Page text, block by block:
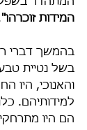
המידות זוכרהו"
בהמשך דברי
בשל נטיית
והאנוכי, היו
למידותיהם.
הם היו